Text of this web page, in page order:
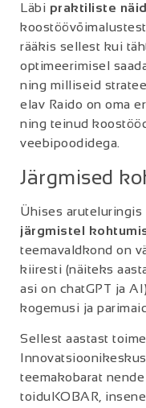
Läbi praktiliste
rääkis sellest kui
optimeerimisel
ning milliseid
elav Raido on oma
ning teinud
veebipoodidega.
Järgmised
Ühises aruteluringis
järgmistel
teemavaldkond on
kiiresti (näiteks
asi on chatGPT ja
kogemusi ja
Sellest aastast
teemakobarat
toiduKOBAR,